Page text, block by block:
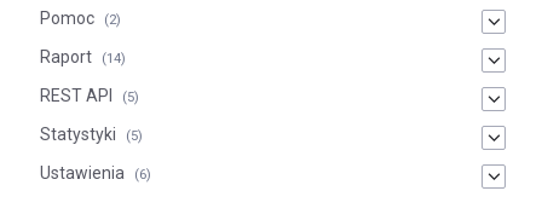
Pomoc (2)
Raport (14)
REST API (5)
Statystyki (5)
Ustawienia (6)